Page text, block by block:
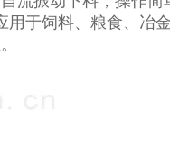
用于饲料、粮食、冶